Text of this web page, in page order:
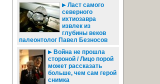
Ласт самого
северного
ихтиозавра
извлек из
глубины веков
палеонтолог Павел Безносов
Война не прошла
стороной / Лицо порой
может рассказать
больше, чем сам герой
снимка